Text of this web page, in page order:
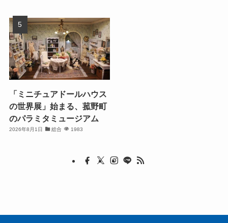
「ミニチュアドールハウス
の世界展」始まる、菰野町
のパラミタミュージアム
2026年8月1日 総合 1983